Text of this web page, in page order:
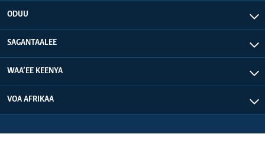
ODUU
SAGANTAALEE
WAA’EE KEENYA
VOA AFRIKAA